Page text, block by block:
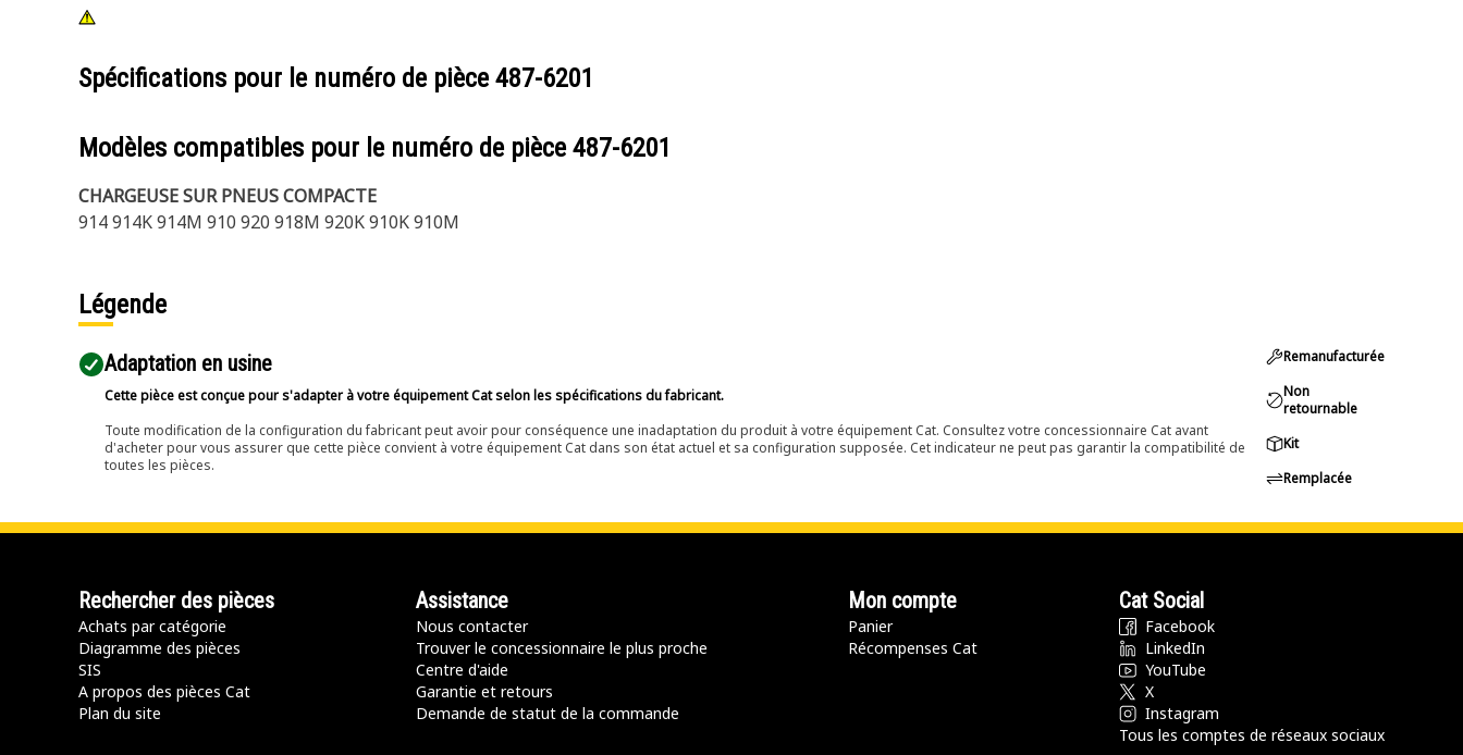
Spécifications pour le numéro de pièce 487-6201
Modèles compatibles pour le numéro de pièce 487-6201
CHARGEUSE SUR PNEUS COMPACTE
914 914K 914M 910 920 918M 920K 910K 910M
Légende
Adaptation en usine
Cette pièce est conçue pour s'adapter à votre équipement Cat selon les spécifications du fabricant.
Toute modification de la configuration du fabricant peut avoir pour conséquence une inadaptation du produit à votre équipement Cat. Consultez votre concessionnaire Cat avant
d'acheter pour vous assurer que cette pièce convient à votre équipement Cat dans son état actuel et sa configuration supposée. Cet indicateur ne peut pas garantir la compatibilité de
toutes les pièces.
Remanufacturée
Non
retournable
Kit
Remplacée
Rechercher des pièces
Achats par catégorie
Diagramme des pièces
SIS
A propos des pièces Cat
Plan du site
Assistance
Nous contacter
Trouver le concessionnaire le plus proche
Centre d'aide
Garantie et retours
Demande de statut de la commande
Mon compte
Panier
Récompenses Cat
Cat Social
Facebook
LinkedIn
YouTube
X
Instagram
Tous les comptes de réseaux sociaux